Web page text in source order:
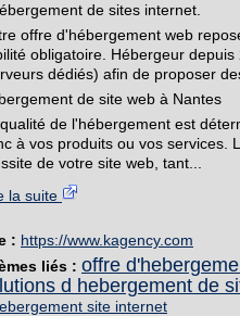
de sites internet.
offre d'hébergement web
obligatoire. Hébergeur
dédiés) afin de proposer
de site web à Nantes
de l'hébergement est
à vos produits ou vos services.
de votre site web, tant...
la suite
: https://www.kagency.com
liés : offre
d hebergement de
site internet